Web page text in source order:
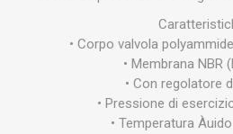
• Corpo valvola
• Membrana NBR
• Con regolatore
• Pressione di
• Temperatura